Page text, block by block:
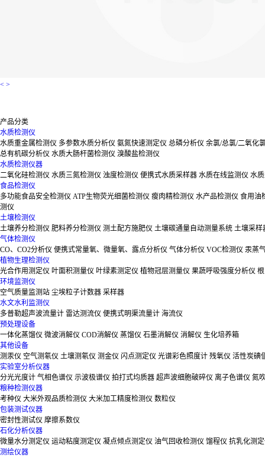
< >
产品分类
水质检测仪
水质重金属检测仪 多参数水质分析仪 氨氮快速测定仪 总磷分析仪 余氯/总氯/二氧化
总有机碳分析仪 水质大肠杆菌检测仪 溴酸盐检测仪
水质检测仪器
二氧化硅检测仪 水质三氮检测仪 浊度检测仪 便携式水质采样器 水质在线监测仪 水
食品检测仪
多功能食品安全检测仪 ATP生物荧光细菌检测仪 瘦肉精检测仪 水产品检测仪 食用油
测仪
土壤检测仪
土壤养分检测仪 肥料养分检测仪 测土配方施肥仪 土壤碳通量自动测量系统 土壤采样
气体检测仪
CO、CO2分析仪 便携式常量氧、微量氧、露点分析仪 气体分析仪 VOC检测仪 汞蒸
植物生理检测仪
光合作用测定仪 叶面积测量仪 叶绿素测定仪 植物冠层测量仪 果蔬呼吸强度分析仪
环境监测仪
空气质量监测站 尘埃粒子计数器 采样器
水文水利监测仪
多普勒超声波流量计 雷达测流仪 便携式明渠流量计 海流仪
预处理设备
一体化蒸馏仪 微波消解仪 COD消解仪 蒸馏仪 石墨消解仪 消解仪 生化培养箱
其他设备
测汞仪 空气测氡仪 土壤测氡仪 测金仪 闪点测定仪 光谱彩色照度计 残氧仪 活性炭碘
实验室分析仪器
分光光度计 气相色谱仪 示波极谱仪 拍打式均质器 超声波细胞破碎仪 离子色谱仪 氮
粮种检测仪器
考种仪 大米外观品质检测仪 大米加工精度检测仪 数粒仪
包装测试仪器
密封性测试仪 摩擦系数仪
石化分析仪器
微量水分测定仪 运动粘度测定仪 凝点倾点测定仪 油气回收检测仪 馏程仪 抗乳化测
测绘仪器